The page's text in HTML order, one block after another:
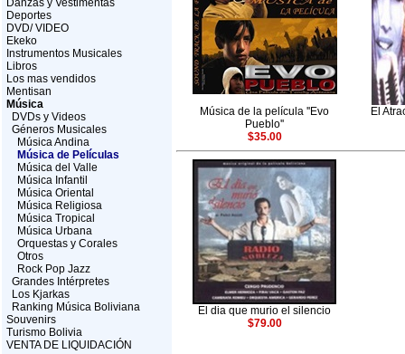
Danzas y Vestimentas
Deportes
DVD/ VIDEO
Ekeko
Instrumentos Musicales
Libros
Los mas vendidos
Mentisan
Música
DVDs y Videos
Géneros Musicales
Música Andina
Música de Películas
Música del Valle
Música Infantil
Música Oriental
Música Religiosa
Música Tropical
Música Urbana
Orquestas y Corales
Otros
Rock Pop Jazz
Grandes Intérpretes
Los Kjarkas
Ranking Música Boliviana
Souvenirs
Turismo Bolivia
VENTA DE LIQUIDACIÓN
Música de la película ''Evo
Pueblo''
El
$35.00
El dia que murio el silencio
$79.00